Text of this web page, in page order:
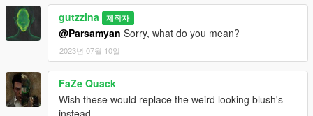
gutzzina 제작자
@Parsamyan Sorry, what do you mean?
2023년 07월 10일
FaZe Quack
Wish these would replace the weird looking blush's
instead.